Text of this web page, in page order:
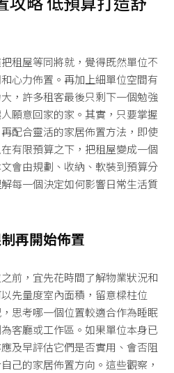
租屋等同將就，覺得既然單位不
心力佈置。再加上細單位空間有
，許多租客最後只剩下一個勉強
願意回家的家。其實，只要掌握
配合靈活的家居佈置方法，即使
有限預算之下，把租屋變成一個
會由規劃、收納、軟裝到預算分
每一個決定如何影響日常生活質
再開始佈置
前，宜先花時間了解物業狀況和
先量度室內面積，留意樑柱位
思考哪一個位置較適合作為睡眠
客廳或工作區。如果單位本身已
及早評估它們是否實用、會否阻
己的家居佈置方向。這些觀察，